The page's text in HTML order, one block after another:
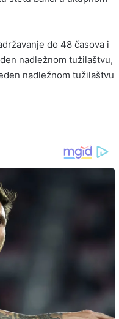
do 48 časova i
nadležnom tužilaštvu,
nadležnom tužilaštvu